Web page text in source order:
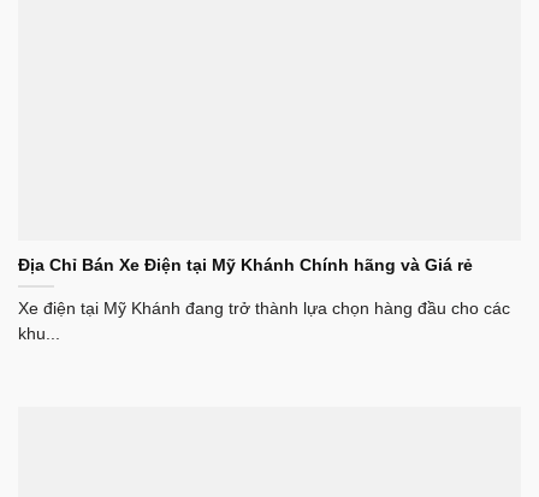
Địa Chỉ Bán Xe Điện tại Mỹ Khánh Chính hãng và Giá rẻ
Xe điện tại Mỹ Khánh đang trở thành lựa chọn hàng đầu cho các
khu...